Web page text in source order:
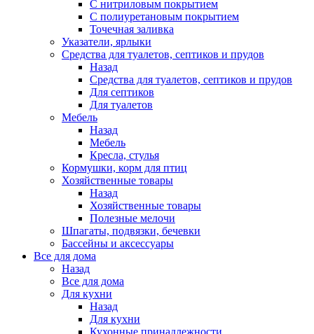
С нитриловым покрытием
С полиуретановым покрытием
Точечная заливка
Указатели, ярлыки
Средства для туалетов, септиков и прудов
Назад
Средства для туалетов, септиков и прудов
Для септиков
Для туалетов
Мебель
Назад
Мебель
Кресла, стулья
Кормушки, корм для птиц
Хозяйственные товары
Назад
Хозяйственные товары
Полезные мелочи
Шпагаты, подвязки, бечевки
Бассейны и аксессуары
Все для дома
Назад
Все для дома
Для кухни
Назад
Для кухни
Кухонные принадлежности